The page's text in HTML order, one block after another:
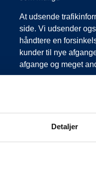
Detaljer
At udsende
side. Vi udsender
håndtere en
kunder til nye
afgange og meget
Vi har derfor altid
opfordrer vi jer til at
Vi takker for jeres